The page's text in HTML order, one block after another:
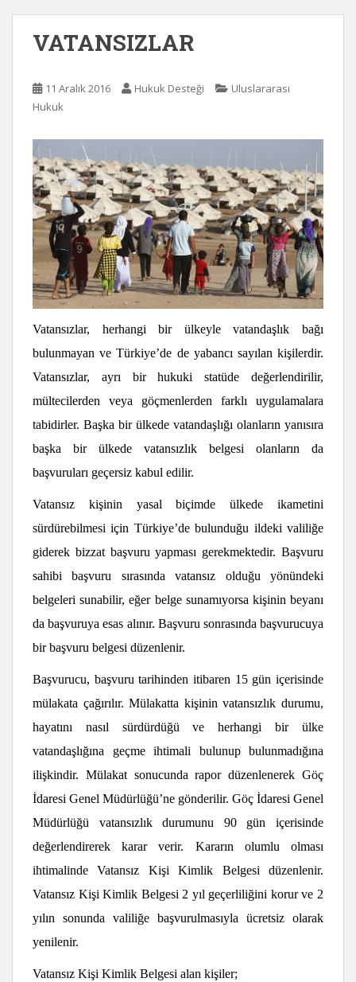
VATANSIZLAR
11 Aralık 2016 Hukuk Desteği
Uluslararası
Hukuk
Vatansızlar, herhangi bir ülkeyle vatandaşlık bağı
bulunmayan ve Türkiye’de de yabancı sayılan kişilerdir.
Vatansızlar, ayrı bir hukuki statüde değerlendirilir,
mültecilerden veya göçmenlerden farklı uygulamalara
tabidirler. Başka bir ülkede vatandaşlığı olanların yanısıra
başka bir ülkede vatansızlık belgesi olanların da
başvuruları geçersiz kabul edilir.
Vatansız kişinin yasal biçimde ülkede ikametini
sürdürebilmesi için Türkiye’de bulunduğu ildeki valiliğe
giderek bizzat başvuru yapması gerekmektedir. Başvuru
sahibi başvuru sırasında vatansız olduğu yönündeki
belgeleri sunabilir, eğer belge sunamıyorsa kişinin beyanı
da başvuruya esas alınır. Başvuru sonrasında başvurucuya
bir başvuru belgesi düzenlenir.
Başvurucu, başvuru tarihinden itibaren 15 gün içerisinde
mülakata çağırılır. Mülakatta kişinin vatansızlık durumu,
hayatını nasıl sürdürdüğü ve herhangi bir ülke
vatandaşlığına geçme ihtimali bulunup bulunmadığına
ilişkindir. Mülakat sonucunda rapor düzenlenerek Göç
İdaresi Genel Müdürlüğü’ne gönderilir. Göç İdaresi Genel
Müdürlüğü vatansızlık durumunu 90 gün içerisinde
değerlendirerek karar verir. Kararın olumlu olması
ihtimalinde Vatansız Kişi Kimlik Belgesi düzenlenir.
Vatansız Kişi Kimlik Belgesi 2 yıl geçerliliğini korur ve 2
yılın sonunda valiliğe başvurulmasıyla ücretsiz olarak
yenilenir.
Vatansız Kişi Kimlik Belgesi alan kişiler;